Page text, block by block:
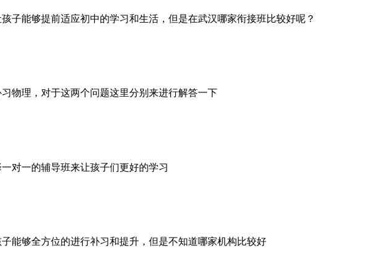
子能够提前适应初中的学习和生活，但是在武汉哪家衔接班比较好呢？
物理，对于这两个问题这里分别来进行解答一下
对一的辅导班来让孩子们更好的学习
能够全方位的进行补习和提升，但是不知道哪家机构比较好